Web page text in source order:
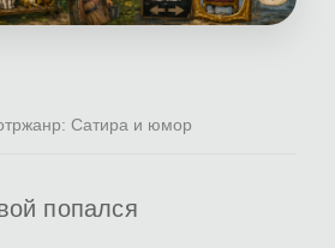
жанр: Сатира и юмор
попался